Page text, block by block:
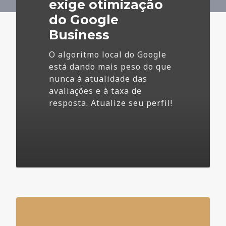
exige otimização
do Google
Business
O algoritmo local do Google
está dando mais peso do que
nunca à atualidade das
avaliações e à taxa de
resposta. Atualize seu perfil!